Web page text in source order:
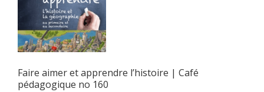
Faire aimer et apprendre l’histoire | Café
pédagogique no 160